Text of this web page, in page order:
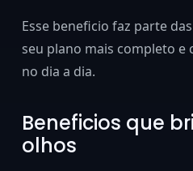
Esse beneficio faz parte
seu plano mais completo e
no dia a dia.
Beneficios que
olhos